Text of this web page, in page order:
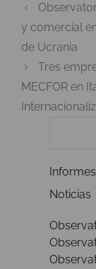
y comercial
de Ucrania
Tres
MECFOR en
Informes
Noticias